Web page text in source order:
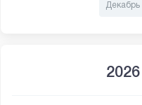
Декабрь
2026